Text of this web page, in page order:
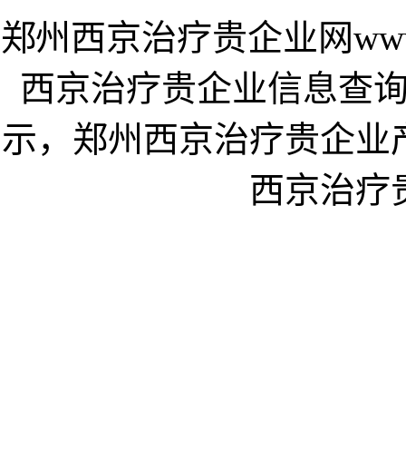
郑州西京治疗贵企业网
西京治疗贵企业信息查
示，郑州西京治疗贵企
西京治疗